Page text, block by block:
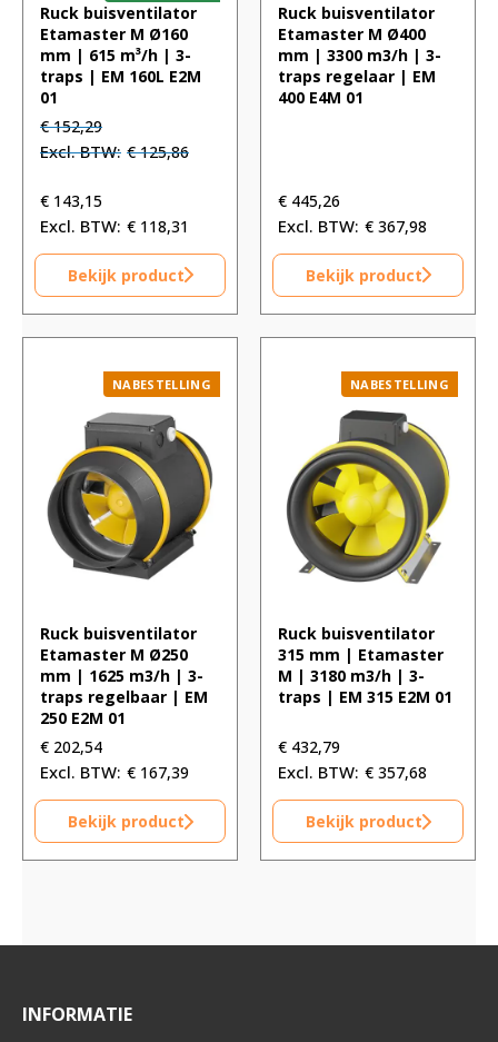
Ruck buisventilator
Etamaster M Ø160
mm | 615 m³/h | 3-
traps | EM 160L E2M
01
Oorspronkelijke
prijs
€ 152,29.
€152,29Huidige
prijs€125,86
€ 143,15
€ 118,31
Bekijk product
Ruck buisventilator
Etamaster M Ø400
mm | 3300 m3/h | 3-
traps regelaar | EM
400 E4M 01
€ 445,26
€ 367,98
Bekijk product
NABESTELLING
Ruck buisventilator
Etamaster M Ø250
mm | 1625 m3/h | 3-
traps regelbaar | EM
250 E2M 01
€ 202,54
€ 167,39
Bekijk product
NABESTELLING
Ruck buisventilator
315 mm | Etamaster
M | 3180 m3/h | 3-
traps | EM 315 E2M 01
€ 432,79
€ 357,68
Bekijk product
INFORMATIE